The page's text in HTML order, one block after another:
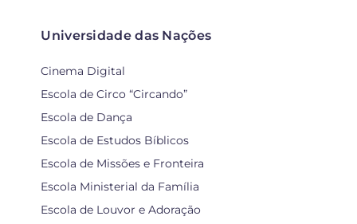
Universidade das Nações
Cinema Digital
Escola de Circo “Circando”
Escola de Dança
Escola de Estudos Bíblicos
Escola de Missões e Fronteira
Escola Ministerial da Família
Escola de Louvor e Adoração